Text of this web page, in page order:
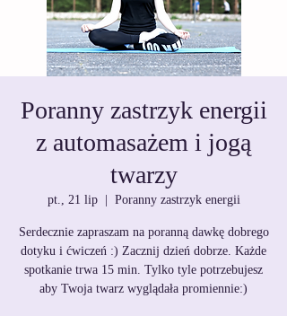
Poranny zastrzyk energii
z automasażem i jogą
twarzy
pt., 21 lip
  |
Poranny zastrzyk energii
Serdecznie zapraszam na poranną dawkę dobrego
dotyku i ćwiczeń :) Zacznij dzień dobrze. Każde
spotkanie trwa 15 min. Tylko tyle potrzebujesz